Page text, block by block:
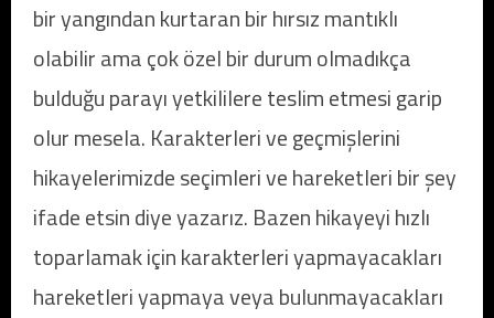
bir yangından kurtaran bir hırsız mantıklı
olabilir ama çok özel bir durum olmadıkça
bulduğu parayı yetkililere teslim etmesi garip
olur mesela. Karakterleri ve geçmişlerini
hikayelerimizde seçimleri ve hareketleri bir şey
ifade etsin diye yazarız. Bazen hikayeyi hızlı
toparlamak için karakterleri yapmayacakları
hareketleri yapmaya veya bulunmayacakları